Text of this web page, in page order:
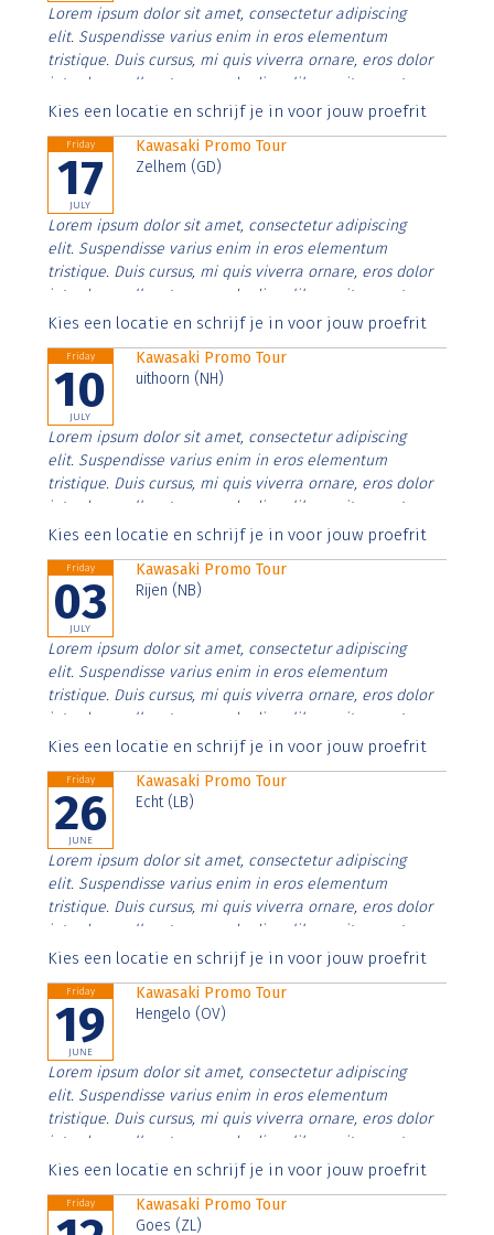
Lorem ipsum dolor sit amet, consectetur adipiscing
elit. Suspendisse varius enim in eros elementum
tristique. Duis cursus, mi quis viverra ornare, eros dolor
interdum nulla, ut commodo diam libero vitae erat.
Aenean faucibus nibh et justo cursus id rutrum lorem
Kies een locatie en schrijf je in voor jouw proefrit
Friday
17
JULY
Kawasaki Promo Tour
Zelhem (GD)
Lorem ipsum dolor sit amet, consectetur adipiscing
elit. Suspendisse varius enim in eros elementum
tristique. Duis cursus, mi quis viverra ornare, eros dolor
interdum nulla, ut commodo diam libero vitae erat.
Aenean faucibus nibh et justo cursus id rutrum lorem
Kies een locatie en schrijf je in voor jouw proefrit
Friday
10
JULY
Kawasaki Promo Tour
uithoorn (NH)
Lorem ipsum dolor sit amet, consectetur adipiscing
elit. Suspendisse varius enim in eros elementum
tristique. Duis cursus, mi quis viverra ornare, eros dolor
interdum nulla, ut commodo diam libero vitae erat.
Aenean faucibus nibh et justo cursus id rutrum lorem
Kies een locatie en schrijf je in voor jouw proefrit
Friday
03
JULY
Kawasaki Promo Tour
Rijen (NB)
Lorem ipsum dolor sit amet, consectetur adipiscing
elit. Suspendisse varius enim in eros elementum
tristique. Duis cursus, mi quis viverra ornare, eros dolor
interdum nulla, ut commodo diam libero vitae erat.
Aenean faucibus nibh et justo cursus id rutrum lorem
Kies een locatie en schrijf je in voor jouw proefrit
Friday
26
JUNE
Kawasaki Promo Tour
Echt (LB)
Lorem ipsum dolor sit amet, consectetur adipiscing
elit. Suspendisse varius enim in eros elementum
tristique. Duis cursus, mi quis viverra ornare, eros dolor
interdum nulla, ut commodo diam libero vitae erat.
Aenean faucibus nibh et justo cursus id rutrum lorem
Kies een locatie en schrijf je in voor jouw proefrit
Friday
19
JUNE
Kawasaki Promo Tour
Hengelo (OV)
Lorem ipsum dolor sit amet, consectetur adipiscing
elit. Suspendisse varius enim in eros elementum
tristique. Duis cursus, mi quis viverra ornare, eros dolor
interdum nulla, ut commodo diam libero vitae erat.
Aenean faucibus nibh et justo cursus id rutrum lorem
Kies een locatie en schrijf je in voor jouw proefrit
Friday
Kawasaki Promo Tour
Goes (ZL)